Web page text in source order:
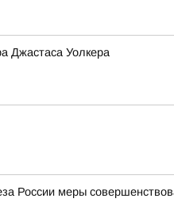
Джастаса Уолкера
России меры